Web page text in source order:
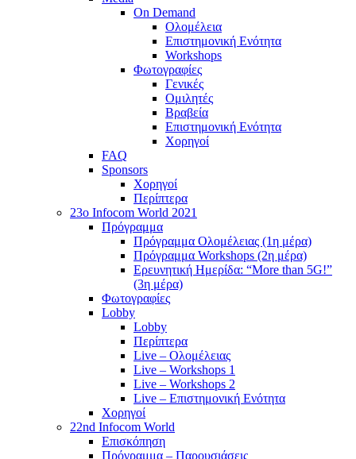
On Demand
Ολομέλεια
Επιστημονική Ενότητα
Workshops
Φωτογραφίες
Γενικές
Ομιλητές
Βραβεία
Επιστημονική Ενότητα
Χορηγοί
FAQ
Sponsors
Χορηγοί
Περίπτερα
23o Infocom World 2021
Πρόγραμμα
Πρόγραμμα Ολομέλειας (1η μέρα)
Πρόγραμμα Workshops (2η μέρα)
Ερευνητική Ημερίδα: “More than 5G!”
(3η μέρα)
Φωτογραφίες
Lobby
Lobby
Περίπτερα
Live – Ολομέλειας
Live – Workshops 1
Live – Workshops 2
Live – Επιστημονική Ενότητα
Χορηγοί
22nd Infocom World
Επισκόπηση
Πρόγραμμα – Παρουσιάσεις